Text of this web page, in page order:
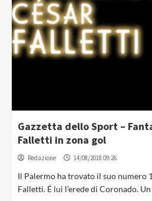
Gazzetta dello Sport –
Falletti in zona gol
Redazione 14/08/2018 09:26
Il Palermo ha trovato il suo numero
Falletti. É lui l'erede di Coronado.